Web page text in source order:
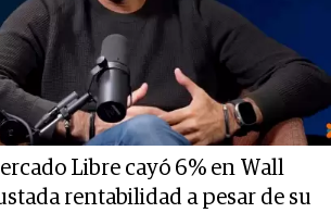
Libre cayó 6% en Wall
rentabilidad a pesar de su